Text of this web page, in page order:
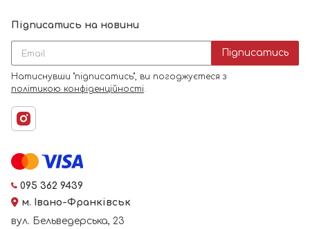
Підписатись на новини
Підписатись
Натиснувши "підписатись", ви погоджуєтеся з
політикою конфіденційності.
095 362 9439
м. Івано-Франківськ
вул. Бельведерська, 23